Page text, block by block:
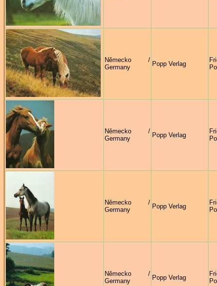
Německo /
Germany
Popp Verlag
Německo /
Germany
Popp Verlag
Německo /
Germany
Popp Verlag
Německo /
Germany
Popp Verlag